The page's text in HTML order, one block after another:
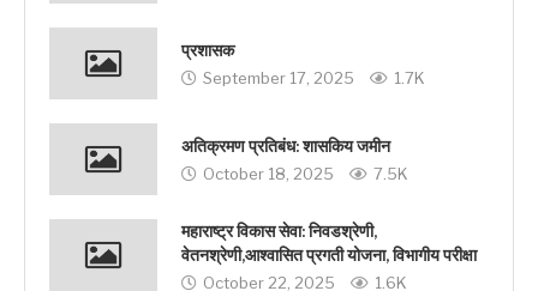
प्रशासक
September 17, 2025 1.7K
अतिक्रमण प्रतिबंध: शासकिय जमीन
October 18, 2025 7.5K
महाराष्ट्र विकास सेवा: निवडश्रेणी,
वेतनश्रेणी,आश्वासित प्रगती योजना, विभागीय परीक्षा
October 22, 2025 1.6K